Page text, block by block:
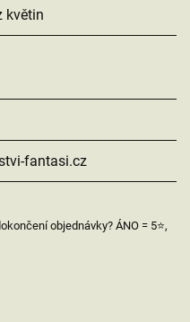
květin
fantasi.cz
objednávky? ÁNO = 5⭐,